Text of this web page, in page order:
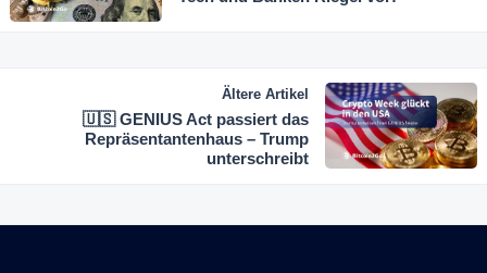
Ältere Artikel
🇺🇸 GENIUS Act passiert das
Repräsentantenhaus – Trump
unterschreibt